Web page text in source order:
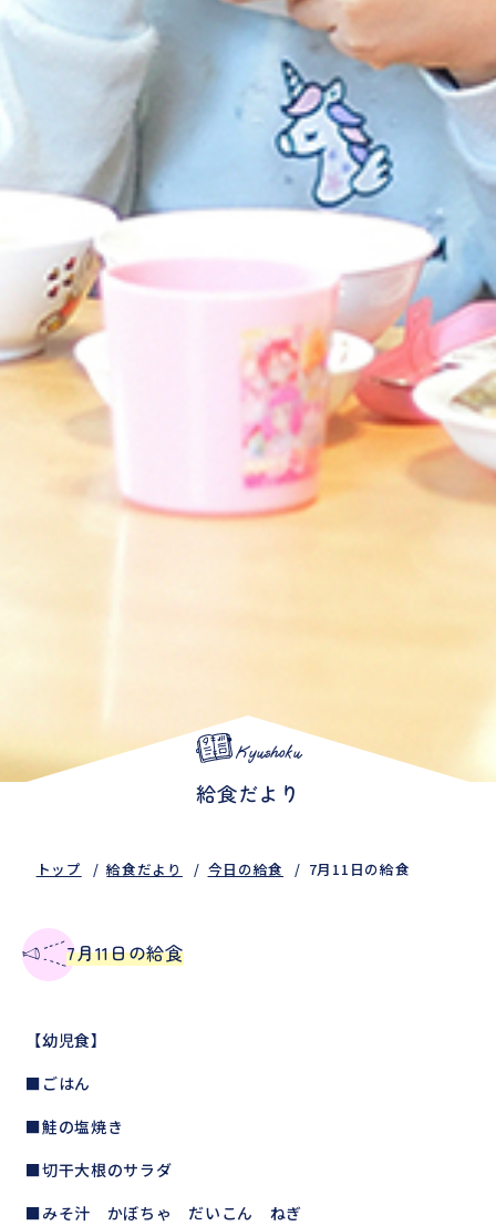
Kyushoku
給食だより
トップ 給食だより 今日の給食 7月11日の給食
7月11日の給食
【幼児食】
■ごはん
■鮭の塩焼き
■切干大根のサラダ
■みそ汁 かぼちゃ だいこん ねぎ